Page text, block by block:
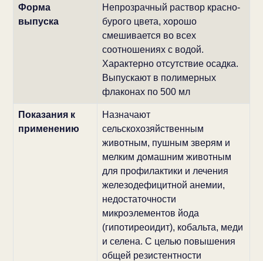
Форма
выпуска
Непрозрачный раствор красно-
бурого цвета, хорошо
смешивается во всех
соотношениях с водой.
Характерно отсутствие осадка.
Выпускают в полимерных
флаконах по 500 мл
Показания к
применению
Назначают
сельскохозяйственным
животным, пушным зверям и
мелким домашним животным
для профилактики и лечения
железодефицитной анемии,
недостаточности
микроэлементов йода
(гипотиреоидит), кобальта, меди
и селена. С целью повышения
общей резистентности